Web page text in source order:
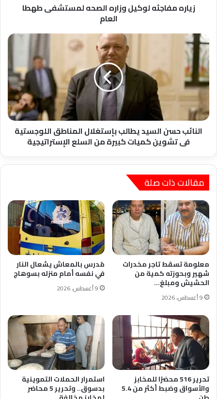
زياره مفاجئه لوكيل وزاره الصحه لمستشفى طهطا
العام
النائب
حسن
السيد
يطالب
بإستغلال
المناطق
اللوجستية
فى
تشوين
كميات
السلع
النائب حسن السيد يطالب بإستغلال المناطق اللوجستية
فى تشوين كميات كبيرة من السلع الإستراتيجية
مقالات ذات صلة
معلومة تسقط تاجر مخدرات
شهير وبحوزته كمية من
الحشيش ومبلغ…
9 أغسطس، 2026
مُدرس بالمعاش يشعال النار
في نفسه أمام منزله بسوهاج
9 أغسطس، 2026
تحرير 516 محضرًا للمخابز
والأسواق وضبط أكثر من 5.4
استمرار الحملات التموينية
بدسوق.. وتحرير 5 محاضر